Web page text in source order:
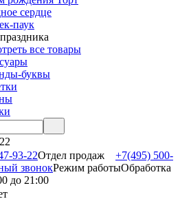
сердце
паук
все товары
буквы
93-22Отдел продаж
+7(495) 500-
звонокРежим работыОбработка
до 21:00